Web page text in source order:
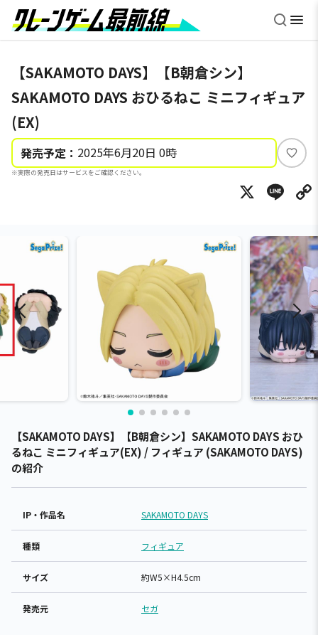
【SAKAMOTO DAYS】【B朝倉シン】
SAKAMOTO DAYS おひるねこ ミニフィギュア
(EX)
発売予定： 2025年6月20日 0時
※実際の発売日はサービスをご確認ください。
い
ね
X
【SAKAMOTO DAYS】【B朝倉シン】SAKAMOTO DAYS おひ
るねこ ミニフィギュア(EX) / フィギュア (SAKAMOTO DAYS)
の紹介
IP・作品名 SAKAMOTO DAYS
種類 フィギュア
サイズ 約W5×H4.5cm
発売元 セガ